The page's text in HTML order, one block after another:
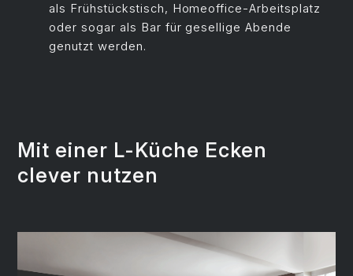
als Frühstückstisch, Homeoffice-Arbeitsplatz
oder sogar als Bar für gesellige Abende
genutzt werden.
Mit einer L-Küche Ecken
clever nutzen